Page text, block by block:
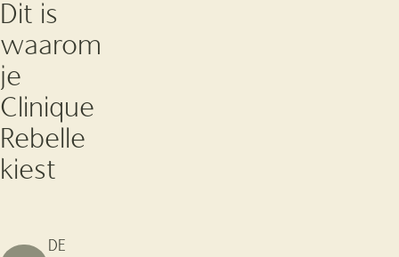
Dit is
waarom
je
Clinique
Rebelle
kiest
DE